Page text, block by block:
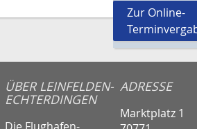
Zur Online-
ÜBER LEINFELDEN-
ECHTERDINGEN
Die Flughafen-
ADRESSE
Marktplatz 1